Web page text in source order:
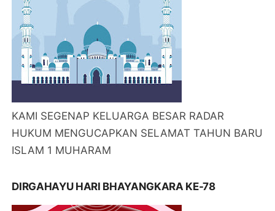
KAMI SEGENAP KELUARGA BESAR RADAR
HUKUM MENGUCAPKAN SELAMAT TAHUN BARU
ISLAM 1 MUHARAM
DIRGAHAYU HARI BHAYANGKARA KE-78